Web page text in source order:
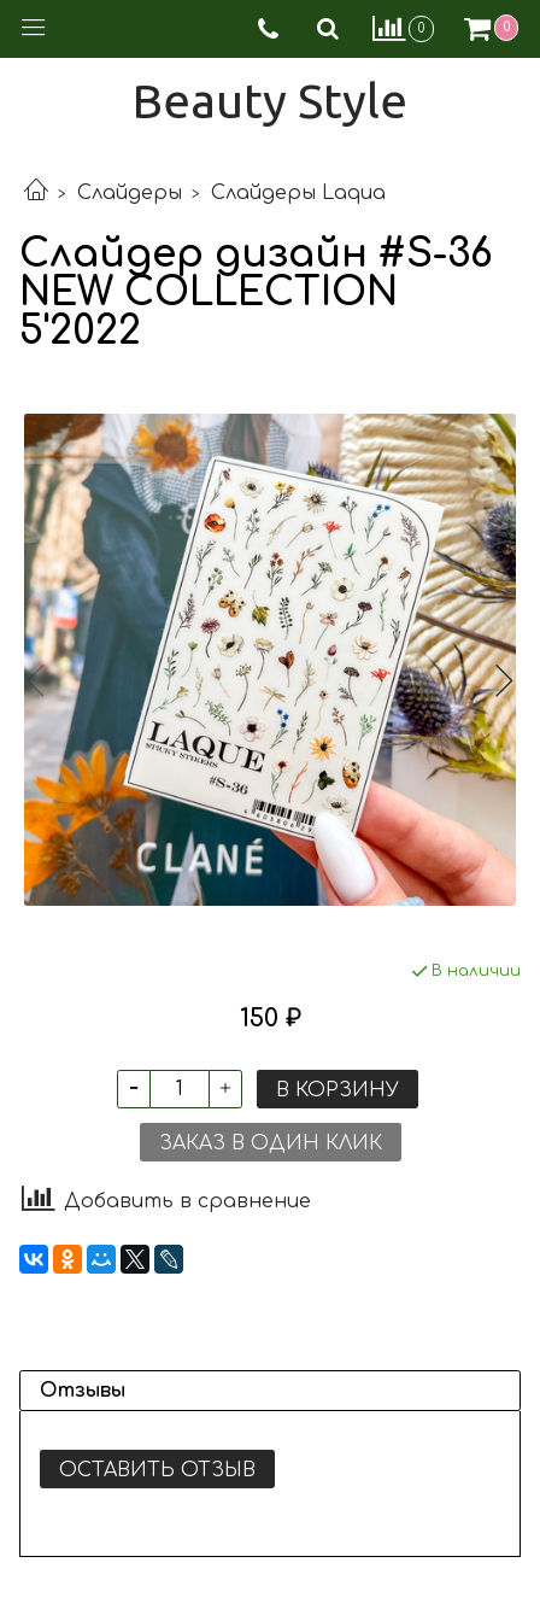
0 0
Beauty Style
Слайдеры Слайдеры Laqua
Слайдер дизайн #S-36
NEW COLLECTION
5'2022
В наличии
150 ₽
В КОРЗИНУ
ЗАКАЗ В ОДИН КЛИК
Добавить в сравнение
Отзывы
ОСТАВИТЬ ОТЗЫВ